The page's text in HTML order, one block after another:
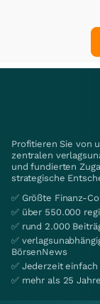
Profitieren Sie von
zentralen
und fundierten
strategische
✅ Größte Finanz-
✅ über 550.000
✅ rund 2.000
✅
BörsenNews
✅ Jederzeit
✅ mehr als 25